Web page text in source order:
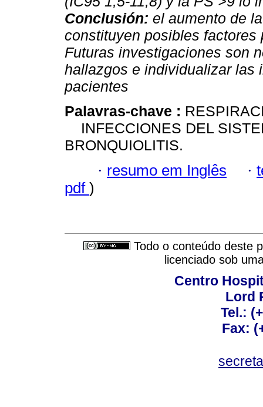
Conclusión: el aumento de
constituyen posibles
Futuras investigaciones son
hallazgos e individualizar las
pacientes
Palavras-chave :
INFECCIONES DEL
BRONQUIOLITIS.
· resumo em Inglês ·
pdf )
Todo o conteúdo deste
licenciado sob
Centro
Lord
Tel.:
Fax: